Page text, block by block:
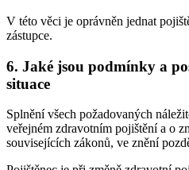
V této věci je oprávněn jednat
zástupce.
6. Jaké jsou podmínky a
situace
Splnění všech požadovaných
veřejném zdravotním pojištění a o
souvisejících zákonů, ve znění